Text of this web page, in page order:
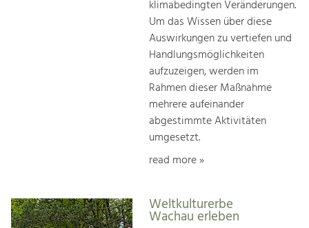
klimabedingten Veränderungen.
Um das Wissen über diese
Auswirkungen zu vertiefen und
Handlungsmöglichkeiten
aufzuzeigen, werden im
Rahmen dieser Maßnahme
mehrere aufeinander
abgestimmte Aktivitäten
umgesetzt.
read more »
Weltkulturerbe
Wachau erleben